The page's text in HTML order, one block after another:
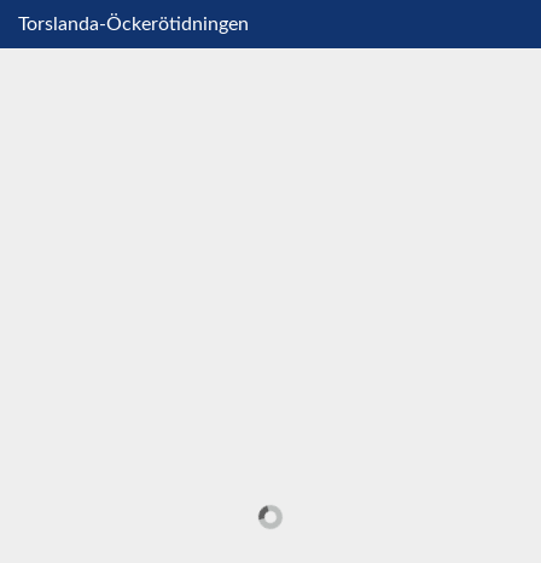
Torslanda-Öckerötidningen